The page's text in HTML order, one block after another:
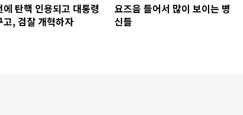
에 탄핵 인용되고 대통령
고, 검찰 개혁하자
요즈음 들어서 많이 보이는 병
신들